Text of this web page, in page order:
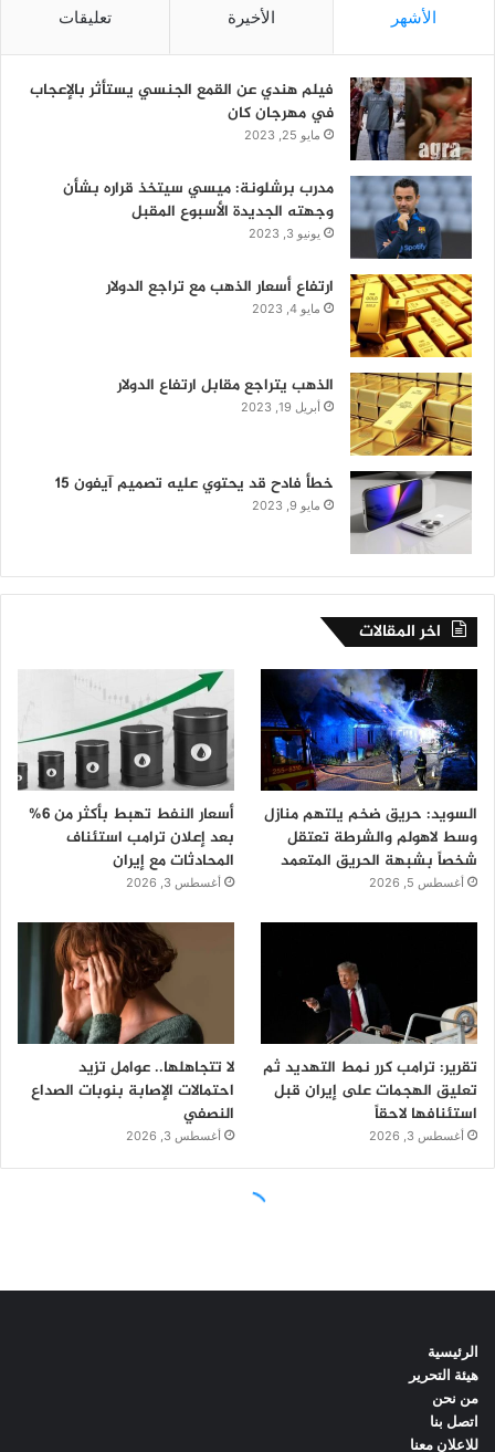
الرئيسية
هيئة التحرير
من نحن
اتصل بنا
للاعلان معنا